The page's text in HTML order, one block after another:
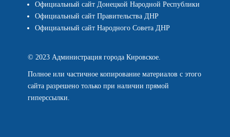
Официальный сайт Донецкой Народной Республики
Официальный сайт Правительства ДНР
Официальный сайт Народного Совета ДНР
© 2023 Администрация города Кировское.
Полное или частичное копирование материалов с этого
сайта разрешено только при наличии прямой
гиперссылки.